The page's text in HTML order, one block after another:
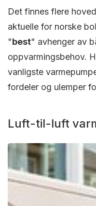
Det finnes flere
aktuelle for norske
"best" avhenger av
oppvarmingsbehov.
vanligste
fordeler og ulemper
Luft-til-luft